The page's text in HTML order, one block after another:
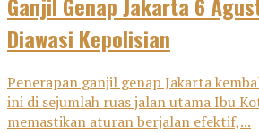
Diawasi Kepolisian
Penerapan ganjil genap Jakarta
ini di sejumlah ruas jalan utama Ibu
memastikan aturan berjalan efektif,...